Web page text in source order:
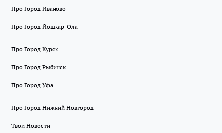
Про Город Иваново
Про Город Йошкар-Ола
Про Город Курск
Про Город Рыбинск
Про Город Уфа
Про Город Нижний Новгород
Твои Новости